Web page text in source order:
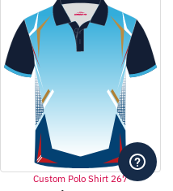
Custom Polo Shirt 267